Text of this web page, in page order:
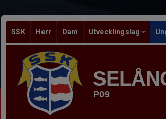
SSK Herr Dam Utvecklingslag
P09